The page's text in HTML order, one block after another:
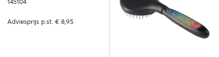
145104
Adviesprijs p.st. € 8,95